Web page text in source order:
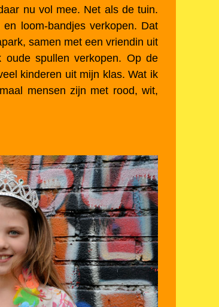
nu vol mee. Net als de tuin.
loom-bandjes verkopen. Dat
samen met een vriendin uit
oude spullen verkopen. Op de
kinderen uit mijn klas. Wat ik
mensen zijn met rood, wit,